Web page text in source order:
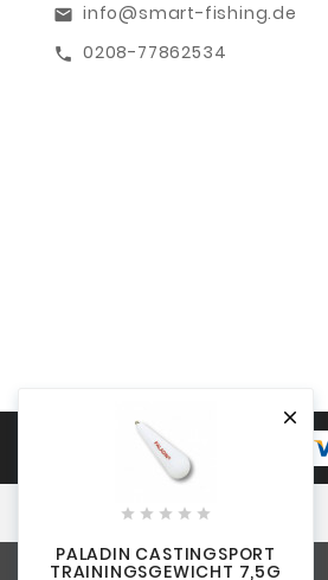

    
PALADIN CASTINGSPORT
TRAININGSGEWICHT 7,5G
email info@smart-fishing.de
call 0208-77862534